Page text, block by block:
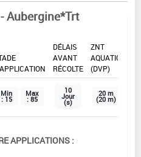
Aubergine*Trt
DÉLAIS
AVANT
RÉCOLTE
ZNT
AQUATIQUE
(DVP)
Min
: 15
Max
: 85
10
Jour
(s)
20 m
(20 m)
APPLICATIONS :